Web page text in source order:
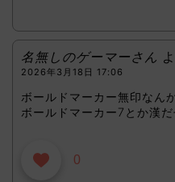
名無しのゲーマーさん
2026年3月18日 17:06
ボールドマーカー無印なん
ボールドマーカー7とか漢だ
0